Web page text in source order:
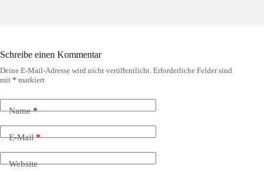
Schreibe einen Kommentar
Deine E-Mail-Adresse wird nicht veröffentlicht. Erforderliche Felder sind
mit * markiert
Name*
E-Mail*
Website